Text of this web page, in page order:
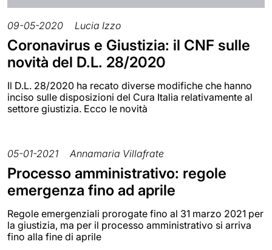
09-05-2020 Lucia Izzo
Coronavirus e Giustizia: il CNF sulle
novità del D.L. 28/2020
Il D.L. 28/2020 ha recato diverse modifiche che hanno
inciso sulle disposizioni del Cura Italia relativamente al
settore giustizia. Ecco le novità
05-01-2021 Annamaria Villafrate
Processo amministrativo: regole
emergenza fino ad aprile
Regole emergenziali prorogate fino al 31 marzo 2021 per
la giustizia, ma per il processo amministrativo si arriva
fino alla fine di aprile